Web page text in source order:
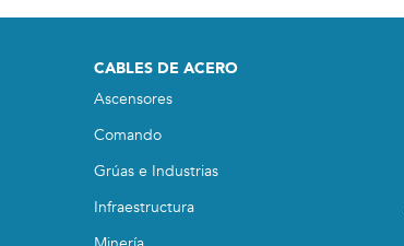
CABLES DE ACERO
Ascensores
Comando
Grúas e Industrias
Infraestructura